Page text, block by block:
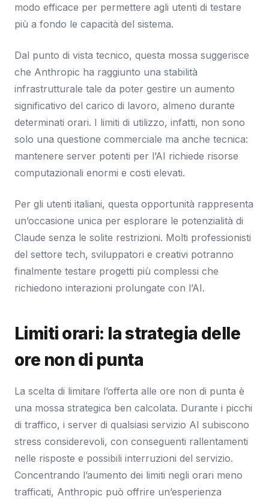
modo efficace per permettere agli utenti di testare
più a fondo le capacità del sistema.
Dal punto di vista tecnico, questa mossa suggerisce
che Anthropic ha raggiunto una stabilità
infrastrutturale tale da poter gestire un aumento
significativo del carico di lavoro, almeno durante
determinati orari. I limiti di utilizzo, infatti, non sono
solo una questione commerciale ma anche tecnica:
mantenere server potenti per l’AI richiede risorse
computazionali enormi e costi elevati.
Per gli utenti italiani, questa opportunità rappresenta
un’occasione unica per esplorare le potenzialità di
Claude senza le solite restrizioni. Molti professionisti
del settore tech, sviluppatori e creativi potranno
finalmente testare progetti più complessi che
richiedono interazioni prolungate con l’AI.
Limiti orari: la strategia delle
ore non di punta
La scelta di limitare l’offerta alle ore non di punta è
una mossa strategica ben calcolata. Durante i picchi
di traffico, i server di qualsiasi servizio AI subiscono
stress considerevoli, con conseguenti rallentamenti
nelle risposte e possibili interruzioni del servizio.
Concentrando l’aumento dei limiti negli orari meno
trafficati, Anthropic può offrire un’esperienza